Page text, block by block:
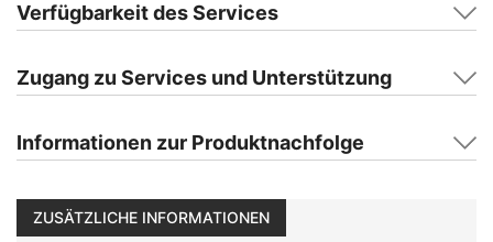
Verfügbarkeit des Services
Zugang zu Services und Unterstützung
Informationen zur Produktnachfolge
ZUSÄTZLICHE INFORMATIONEN